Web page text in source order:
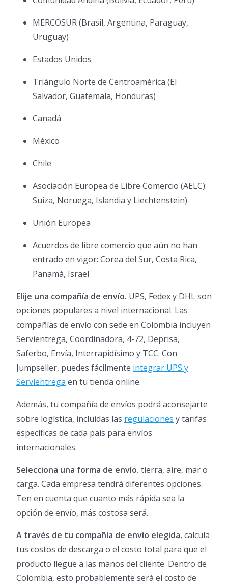
MERCOSUR (Brasil, Argentina, Paraguay,
Uruguay)
Estados Unidos
Triángulo Norte de Centroamérica (El
Salvador, Guatemala, Honduras)
Canadá
México
Chile
Asociación Europea de Libre Comercio (AELC):
Suiza, Noruega, Islandia y Liechtenstein)
Unión Europea
Acuerdos de libre comercio que aún no han
entrado en vigor: Corea del Sur, Costa Rica,
Panamá, Israel
Elije una compañía de envío. UPS, Fedex y DHL son
opciones populares a nivel internacional. Las
compañías de envío con sede en Colombia incluyen
Servientrega, Coordinadora, 4-72, Deprisa,
Saferbo, Envía, Interrapidísimo y TCC. Con
Jumpseller, puedes fácilmente integrar UPS y
Servientrega en tu tienda online.
Además, tu compañía de envíos podrá aconsejarte
sobre logística, incluidas las regulaciones y tarifas
específicas de cada país para envíos
internacionales.
Selecciona una forma de envío. tierra, aire, mar o
carga. Cada empresa tendrá diferentes opciones.
Ten en cuenta que cuanto más rápida sea la
opción de envío, más costosa será.
A través de tu compañía de envío elegida, calcula
tus costos de descarga o el costo total para que el
producto llegue a las manos del cliente. Dentro de
Colombia, esto probablemente será el costo de